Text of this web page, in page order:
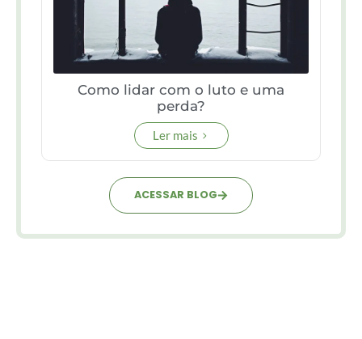
Como lidar com o luto e uma
perda?
Ler mais
ACESSAR BLOG